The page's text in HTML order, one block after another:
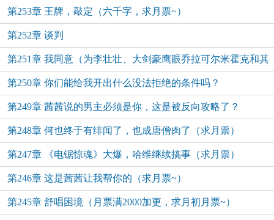
第253章 王牌，敲定（六千字，求月票~）
第252章 谈判
第251章 我同意（为李壮壮、大剑豪鹰眼乔拉可尔米霍克和其
他打赏加更）
第250章 你们能给我开出什么没法拒绝的条件吗？
第249章 茜茜说的男主必须是你，这是被反向攻略了？
第248章 何也终于有绯闻了，也成唐僧肉了（求月票）
第247章 《电锯惊魂》大爆，哈维继续搞事（求月票）
第246章 这是茜茜让我帮你的（求月票~）
第245章 舒唱困境（月票满2000加更，求月初月票~）